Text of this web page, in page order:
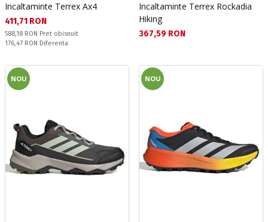
Incaltaminte Terrex Ax4
Текуща цена:
411,71 RON
Pret obisnuit:
588,18 RON Pret obisnuit
Спестявате:
176,47 RON Diferenta
Incaltaminte Terrex Rockadia
Hiking
Текуща цена:
367,59 RON
NOU NOU